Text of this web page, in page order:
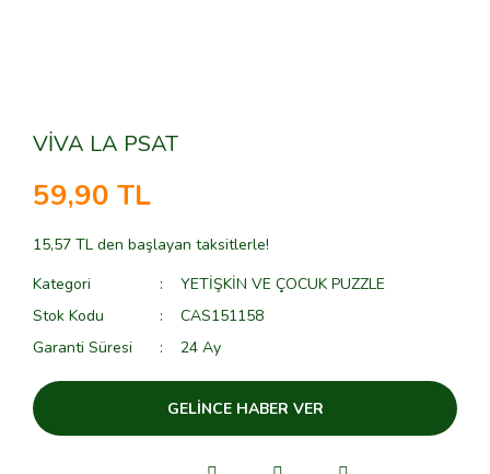
VİVA LA PSAT
59,90 TL
15,57 TL den başlayan taksitlerle!
Kategori
YETİŞKİN VE ÇOCUK PUZZLE
Stok Kodu
CAS151158
Garanti Süresi
24 Ay
GELİNCE HABER VER